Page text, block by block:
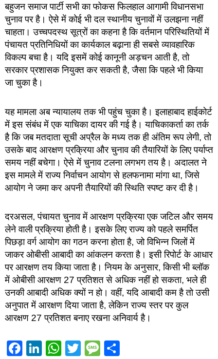
बहुजन समाज पार्टी सभी का फोकस फिलहाल आगामी विधानसभा
चुनाव पर है। ऐसे में कोई भी दल स्थानीय चुनावों में उलझना नहीं
चाहता। उच्चपदस्थ सूत्रों का कहना है कि वर्तमान परिस्थितियों में
पंचायत प्रतिनिधियों का कार्यकाल बढ़ाना ही सबसे व्यावहारिक
विकल्प बचा है। यदि इसमें कोई कानूनी अड़चन आती है, तो
सरकार प्रशासक नियुक्त कर सकती है, जैसा कि पहले भी किया
जा चुका है।
यह मामला अब न्यायालय तक भी पहुंच चुका है। इलाहाबाद हाईकोर्ट
में इस संबंध में एक याचिका दायर की गई है। याचिकाकर्ता का तर्क
है कि जब मतदाता सूची अप्रैल के मध्य तक ही अंतिम रूप लेगी, तो
उसके बाद आरक्षण प्रक्रिया और चुनाव की तैयारियों के लिए पर्याप्त
समय नहीं बचेगा। ऐसे में चुनाव टलना लगभग तय है। अदालत ने
इस मामले में राज्य निर्वाचन आयोग से हलफनामा मांगा था, जिसे
आयोग ने जमा कर अपनी तैयारियों की स्थिति स्पष्ट कर दी है।
दरअसल, पंचायत चुनाव में आरक्षण प्रक्रिया एक जटिल और समय
लेने वाली प्रक्रिया होती है। इसके लिए राज्य को पहले समर्पित
पिछड़ा वर्ग आयोग का गठन करना होता है, जो विभिन्न जिलों में
जाकर ओबीसी आबादी का आंकलन करता है। इसी रिपोर्ट के आधार
पर आरक्षण तय किया जाता है। नियम के अनुसार, किसी भी ब्लॉक
में ओबीसी आरक्षण 27 प्रतिशत से अधिक नहीं हो सकता, भले ही
उनकी आबादी अधिक क्यों न हो। वहीं, यदि आबादी कम है तो उसी
अनुपात में आरक्षण दिया जाता है, लेकिन राज्य स्तर पर कुल
आरक्षण 27 प्रतिशत बनाए रखना अनिवार्य है।
Facebook
LinkedIn
WhatsApp
TwitterMessage